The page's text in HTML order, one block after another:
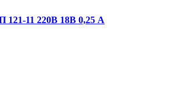
121-11 220В 18В 0,25 А